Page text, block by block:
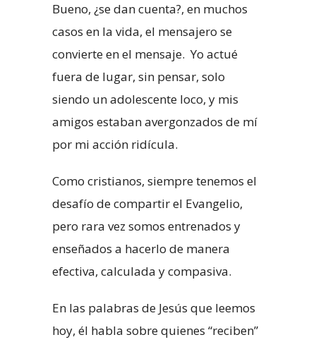
Bueno, ¿se dan cuenta?, en muchos
casos en la vida, el mensajero se
convierte en el mensaje. Yo actué
fuera de lugar, sin pensar, solo
siendo un adolescente loco, y mis
amigos estaban avergonzados de mí
por mi acción ridícula.
Como cristianos, siempre tenemos el
desafío de compartir el Evangelio,
pero rara vez somos entrenados y
enseñados a hacerlo de manera
efectiva, calculada y compasiva.
En las palabras de Jesús que leemos
hoy, él habla sobre quienes “reciben”